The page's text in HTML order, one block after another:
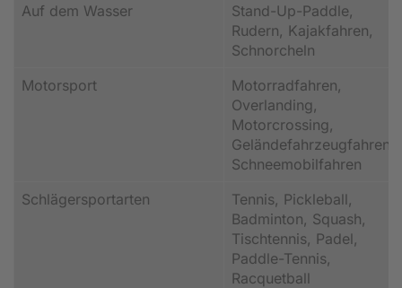
Auf dem Wasser
Stand-Up-Paddle,
Rudern, Kajakfahren,
Schnorcheln
Motorsport
Motorradfahren,
Overlanding,
Motorcrossing,
Geländefahrzeugfahren,
Schneemobilfahren
Schlägersportarten
Tennis, Pickleball,
Badminton, Squash,
Tischtennis, Padel,
Paddle-Tennis,
Racquetball